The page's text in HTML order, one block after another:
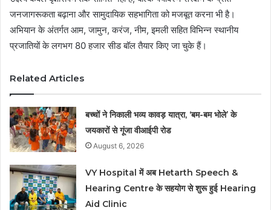
जनजागरूकता बढ़ाना और सामुदायिक सहभागिता को मजबूत करना भी है।
अभियान के अंतर्गत आम, जामुन, करंज, नीम, इमली सहित विभिन्न स्थानीय
प्रजातियों के लगभग 80 हजार सीड बॉल तैयार किए जा चुके हैं।
Related Articles
बच्चों ने निकाली भव्य कावड़ यात्रा, ‘बम-बम भोले’ के
जयकारों से गूंजा वीआईपी रोड
August 6, 2026
VY Hospital में अब Hetarth Speech &
Hearing Centre के सहयोग से शुरू हुई Hearing
Aid Clinic